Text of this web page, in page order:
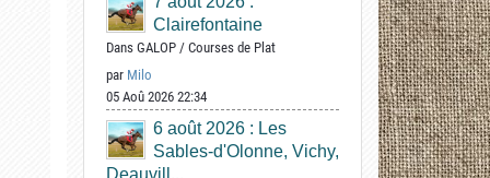
Clairefontaine
Dans GALOP / Courses de Plat
par Milo
05 Aoû 2026 22:34
6 août 2026 : Les
Sables-d'Olonne, Vichy,
Deauvill...